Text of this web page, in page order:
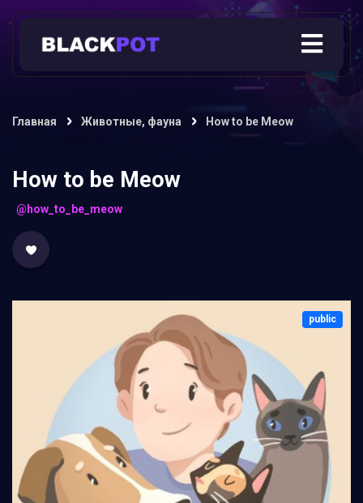
Главная Животные, фауна How to be Meow
How to be Meow
@how_to_be_meow
public